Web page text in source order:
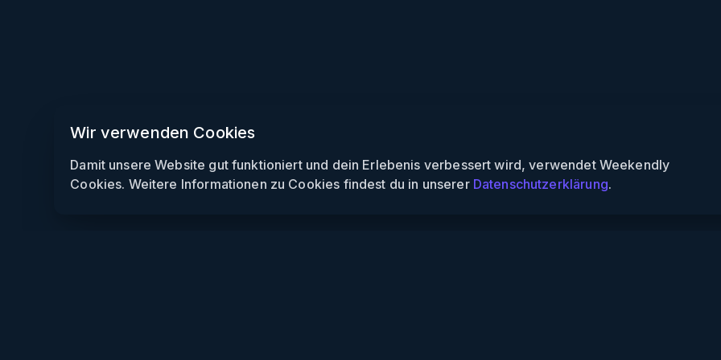
Wir verwenden Cookies
Damit unsere Website gut funktioniert und dein Erlebenis verbessert wird, verwendet Weekendly
Cookies. Weitere Informationen zu Cookies findest du in unserer Datenschutzerklärung.